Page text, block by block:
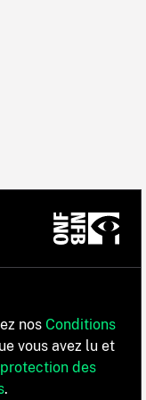
nos Conditions
vous avez lu et
des
.